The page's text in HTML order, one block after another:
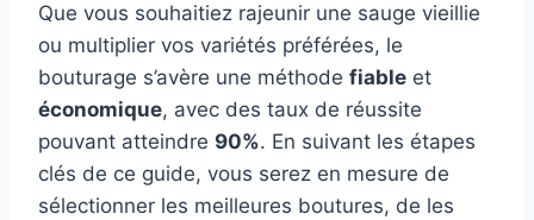
Que vous souhaitiez rajeunir une sauge vieillie
ou multiplier vos variétés préférées, le
bouturage s’avère une méthode fiable et
économique, avec des taux de réussite
pouvant atteindre 90%. En suivant les étapes
clés de ce guide, vous serez en mesure de
sélectionner les meilleures boutures, de les